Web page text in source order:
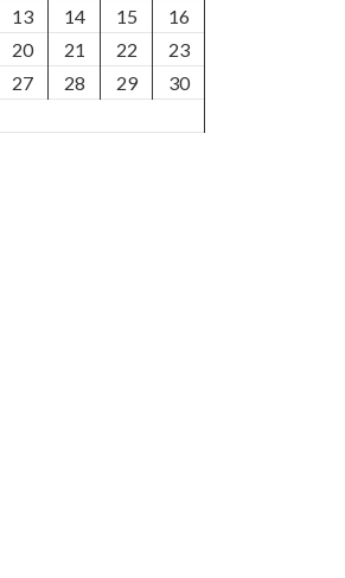
13 14 15
16
20 21 22
23
27 28 29
30